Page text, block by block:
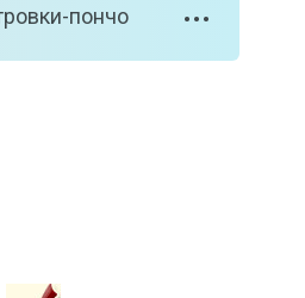
пончо •••